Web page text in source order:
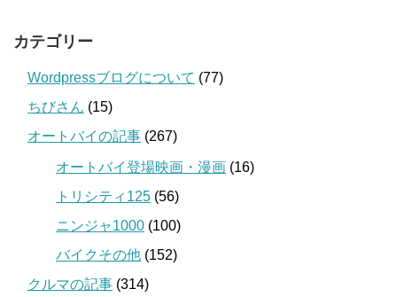
カテゴリー
Wordpressブログについて (77)
ちびさん (15)
オートバイの記事 (267)
オートバイ登場映画・漫画 (16)
トリシティ125 (56)
ニンジャ1000 (100)
バイクその他 (152)
クルマの記事 (314)